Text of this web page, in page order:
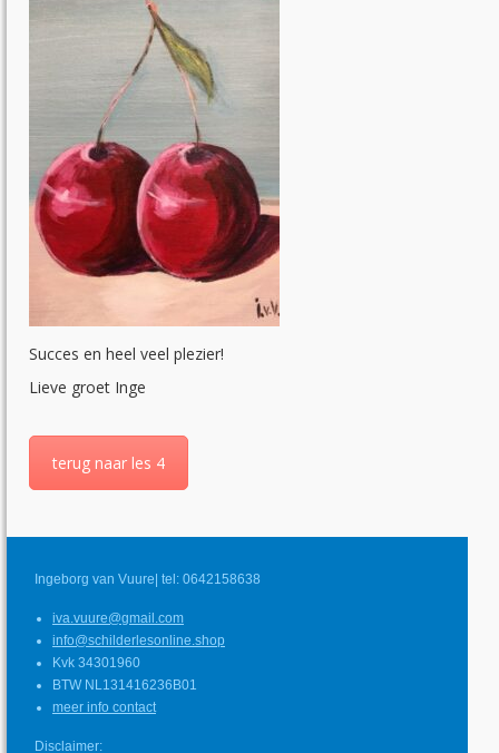
Succes en heel veel plezier!
Lieve groet Inge
terug naar les 4
Ingeborg van Vuure| tel: 0642158638
iva.vuure@gmail.com
info@schilderlesonline.shop
Kvk 34301960
BTW NL131416236B01
meer info contact
Disclaimer: